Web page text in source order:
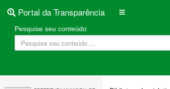
Portal da Transparência
Pesquise seu conteúdo